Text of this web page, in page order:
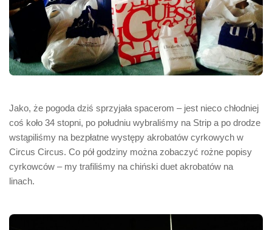
Jako, że pogoda dziś sprzyjała spacerom – jest nieco chłodniej
coś koło 34 stopni, po południu wybraliśmy na Strip a po drodze
wstąpiliśmy na bezpłatne występy akrobatów cyrkowych w
Circus Circus. Co pół godziny można zobaczyć rożne popisy
cyrkowców – my trafiliśmy na chiński duet akrobatów na
linach.